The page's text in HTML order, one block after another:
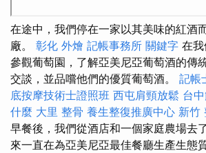
在途中，我們停在一家以其美味的紅酒
廠。 彰化 外燴 記帳事務所 關鍵字 在
參觀葡萄園，了解亞美尼亞葡萄酒的傳
交談，並品嚐他們的優質葡萄酒。 記帳
底按摩技術士證照班 西屯肩頸放鬆 台
什麼 大里 整骨 養生整復推廣中心 新竹
早餐後，我們從酒店和一個家庭農場去
來一直在為亞美尼亞最佳餐廳生產生態